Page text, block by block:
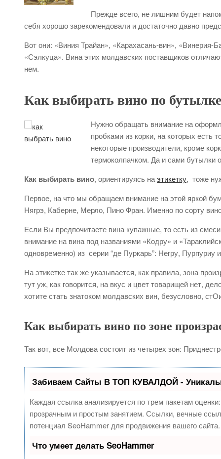
Прежде всего, не лишним будет
себя хорошо зарекомендовали и достаточно давно
Вот они: «Виния Трайан», «Карахасань-вин», «Винерия-
«Сэлкуца». Вина этих молдавских поставщиков
нем.
Как выбирать вино по бутылке
Нужно обращать внимание на
пробками из корки, на которых есть
некоторые производители, кроме
термоколпачком. Да и сами бутылки
Как выбирать вино, ориентируясь наэтикетку, тоже
Первое, на что мы обращаем внимание на этой яркой
Нягрэ, Каберне, Мерло, Пино Фран. Именно по сорту
Если Вы предпочитаете вина купажные, то есть из
внимание на вина под названиями «Кодру» и
одновременно) из серии “де Пуркарь”: Негру, Пурпуриу
На этикетке так же указывается, как правила, зона
тут уж, как говорится, на вкус и цвет товарищей нет,
хотите стать знатоком молдавских вин, безусловно,
Как выбирать вино по зоне
Так вот, все Молдова состоит из четырех зон:
Забиваем Сайты В ТОП КУВАЛДОЙ -
Каждая ссылка анализируется по трем пакетам
прозрачным и простым занятием. Ссылки, вечные
потенциал SeoHammer для продвижения вашего сайта.
Что умеет делать SeoHammer